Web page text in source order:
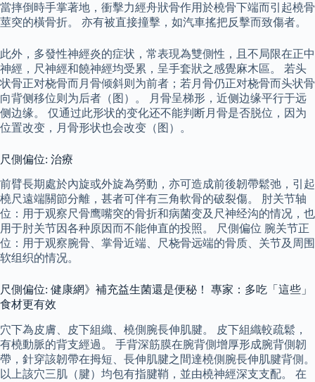
當摔倒時手掌著地，衝擊力經舟狀骨作用於橈骨下端而引起橈骨
莖突的橫骨折。 亦有被直接撞擊，如汽車搖把反擊而致傷者。
此外，多發性神經炎的症状，常表現為雙側性，且不局限在正中
神經，尺神經和饒神經均受累，呈手套狀之感覺麻木區。 若头
状骨正对桡骨而月骨倾斜则为前者；若月骨仍正对桡骨而头状骨
向背侧移位则为后者（图）。 月骨呈梯形，近侧边缘平行于远
侧边缘。 仅通过此形状的变化还不能判断月骨是否脱位，因为
位置改变，月骨形状也会改变（图）。
尺側偏位: 治療
前臂長期處於內旋或外旋為勞動，亦可造成前後韌帶鬆弛，引起
橈尺遠端關節分離，甚者可伴有三角軟骨的破裂傷。 肘关节轴
位：用于观察尺骨鹰嘴突的骨折和病菌变及尺神经沟的情况，也
用于肘关节因各种原因而不能伸直的投照。 尺側偏位 腕关节正
位：用于观察腕骨、掌骨近端、尺桡骨远端的骨质、关节及周围
软组织的情况。
尺側偏位: 健康網》補充益生菌還是便秘！ 專家：多吃「這些」
食材更有效
穴下為皮膚、皮下組織、橈側腕長伸肌腱。 皮下組織較疏鬆，
有橈動脈的背支經過。 手背深筋膜在腕背側增厚形成腕背側韌
帶，針穿該韌帶在拇短、長伸肌腱之間達橈側腕長伸肌腱背側。
以上該穴三肌（腱）均包有指腱鞘，並由橈神經深支支配。 在